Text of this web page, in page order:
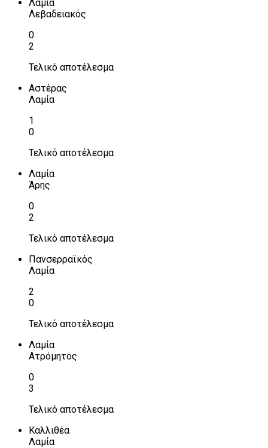
Λαμία
Λεβαδειακός
0
2
Τελικό αποτέλεσμα
Αστέρας
Λαμία
1
0
Τελικό αποτέλεσμα
Λαμία
Άρης
0
2
Τελικό αποτέλεσμα
Πανσερραϊκός
Λαμία
2
0
Τελικό αποτέλεσμα
Λαμία
Ατρόμητος
0
3
Τελικό αποτέλεσμα
Καλλιθέα
Λαμία